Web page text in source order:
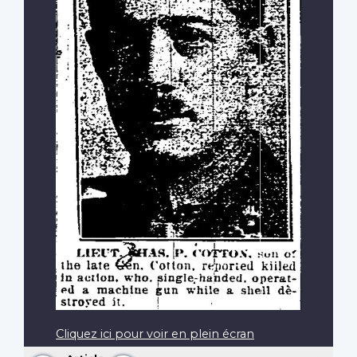
Cliquez ici pour voir en plein écran